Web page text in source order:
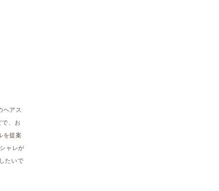
ヘアス
で、お
を提案
ャレが
たいで